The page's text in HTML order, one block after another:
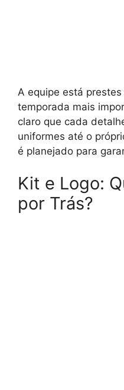
A equipe está
temporada mais
claro que cada
uniformes até o
é planejado para
Kit e Logo:
por Trás?